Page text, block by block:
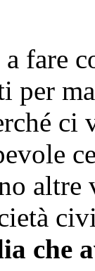
fare
per
ci
altre
che